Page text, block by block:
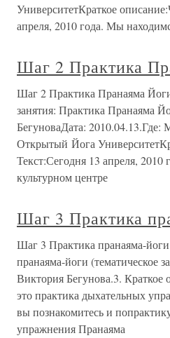
УниверситетКраткое
апреля, 2010 года. Мы
Шаг 2 Практика
Шаг 2 Практика Пранаяма
занятия: Практика Пранаяма
БегуноваДата:
Открытый Йога
Текст:Сегодня 13 апреля,
культурном центре
Шаг 3 Практика
Шаг 3 Практика пранаяма-
пранаяма-йоги (тематическое
Виктория Бегунова.3. Краткое
это практика дыхательных
вы познакомитесь и
упражнения Пранаяма